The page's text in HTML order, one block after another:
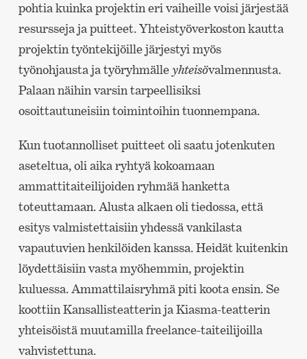
pohtia kuinka projektin eri vaiheille voisi järjestää
resursseja ja puitteet. Yhteistyöverkoston kautta
projektin työntekijöille järjestyi myös
työnohjausta ja työryhmälleyhteisövalmennusta.
Palaan näihin varsin tarpeellisiksi
osoittautuneisiin toimintoihin tuonnempana.
Kun tuotannolliset puitteet oli saatu jotenkuten
aseteltua, oli aika ryhtyä kokoamaan
ammattitaiteilijoiden ryhmää hanketta
toteuttamaan. Alusta alkaen oli tiedossa, että
esitys valmistettaisiin yhdessä vankilasta
vapautuvien henkilöiden kanssa. Heidät kuitenkin
löydettäisiin vasta myöhemmin, projektin
kuluessa. Ammattilaisryhmä piti koota ensin. Se
koottiin Kansallisteatterin ja Kiasma-teatterin
yhteisöistä muutamilla freelance-taiteilijoilla
vahvistettuna.